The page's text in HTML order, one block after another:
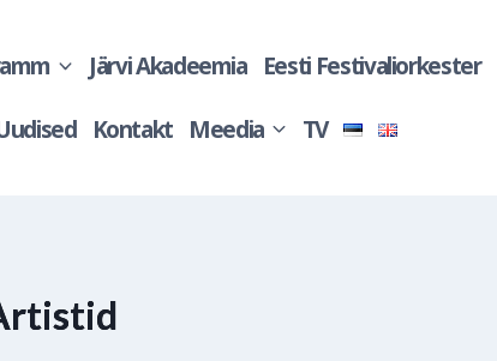
Järvi Akadeemia Eesti Festivaliorkester
Kontakt Meedia TV